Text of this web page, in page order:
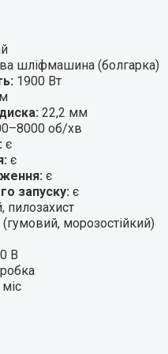
шліфмашина (болгарка)
1900 Вт
22,2 мм
об/хв
є
є
є
запуску: є
пилозахист
морозостійкий)
В